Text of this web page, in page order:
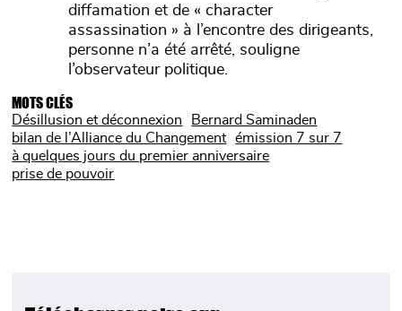
diffamation et de « character
assassination » à l’encontre des dirigeants,
personne n’a été arrêté, souligne
l’observateur politique.
MOTS CLÉS
Désillusion et déconnexion
Bernard Saminaden
bilan de l’Alliance du Changement
émission 7 sur 7
à quelques jours du premier anniversaire
prise de pouvoir